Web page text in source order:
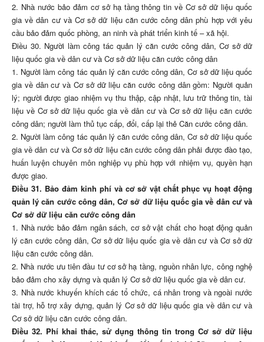
2. Nhà nước bảo đảm cơ sở hạ tầng thông tin về Cơ sở dữ liệu quốc
gia về dân cư và Cơ sở dữ liệu căn cước công dân phù hợp với yêu
cầu bảo đảm quốc phòng, an ninh và phát triển kinh tế – xã hội.
Điều 30. Người làm công tác quản lý căn cước công dân, Cơ sở dữ
liệu quốc gia về dân cư và Cơ sở dữ liệu căn cước công dân
1. Người làm công tác quản lý căn cước công dân, Cơ sở dữ liệu quốc
gia về dân cư và Cơ sở dữ liệu căn cước công dân gồm: Người quản
lý; người được giao nhiệm vụ thu thập, cập nhật, lưu trữ thông tin, tài
liệu về Cơ sở dữ liệu quốc gia về dân cư và Cơ sở dữ liệu căn cước
công dân; người làm thủ tục cấp, đổi, cấp lại thẻ Căn cước công dân.
2. Người làm công tác quản lý căn cước công dân, Cơ sở dữ liệu quốc
gia về dân cư và Cơ sở dữ liệu căn cước công dân phải được đào tạo,
huấn luyện chuyên môn nghiệp vụ phù hợp với nhiệm vụ, quyền hạn
được giao.
Điều 31. Bảo đảm kinh phí và cơ sở vật chất phục vụ hoạt động
quản lý căn cước công dân, Cơ sở dữ liệu quốc gia về dân cư và
Cơ sở dữ liệu căn cước công dân
1. Nhà nước bảo đảm ngân sách, cơ sở vật chất cho hoạt động quản
lý căn cước công dân, Cơ sở dữ liệu quốc gia về dân cư và Cơ sở dữ
liệu căn cước công dân.
2. Nhà nước ưu tiên đầu tư cơ sở hạ tầng, nguồn nhân lực, công nghệ
bảo đảm cho xây dựng và quản lý Cơ sở dữ liệu quốc gia về dân cư.
3. Nhà nước khuyến khích các tổ chức, cá nhân trong và ngoài nước
tài trợ, hỗ trợ xây dựng, quản lý Cơ sở dữ liệu quốc gia về dân cư và
Cơ sở dữ liệu căn cước công dân.
Điều 32. Phí khai thác, sử dụng thông tin trong Cơ sở dữ liệu